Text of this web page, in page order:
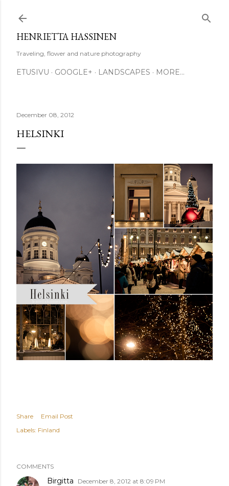
HENRIETTA HASSINEN
Traveling, flower and nature photography
ETUSIVU GOOGLE+ LANDSCAPES MORE…
December 08, 2012
HELSINKI
Share
Email Post
Labels: Finland
COMMENTS
Birgitta December 8, 2012 at 8:09 PM